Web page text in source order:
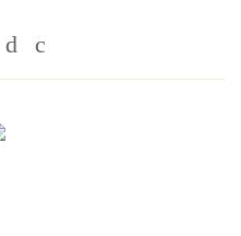
TwitterFacebook